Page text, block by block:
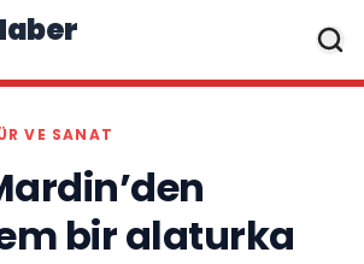
VE SANAT
bir alaturka